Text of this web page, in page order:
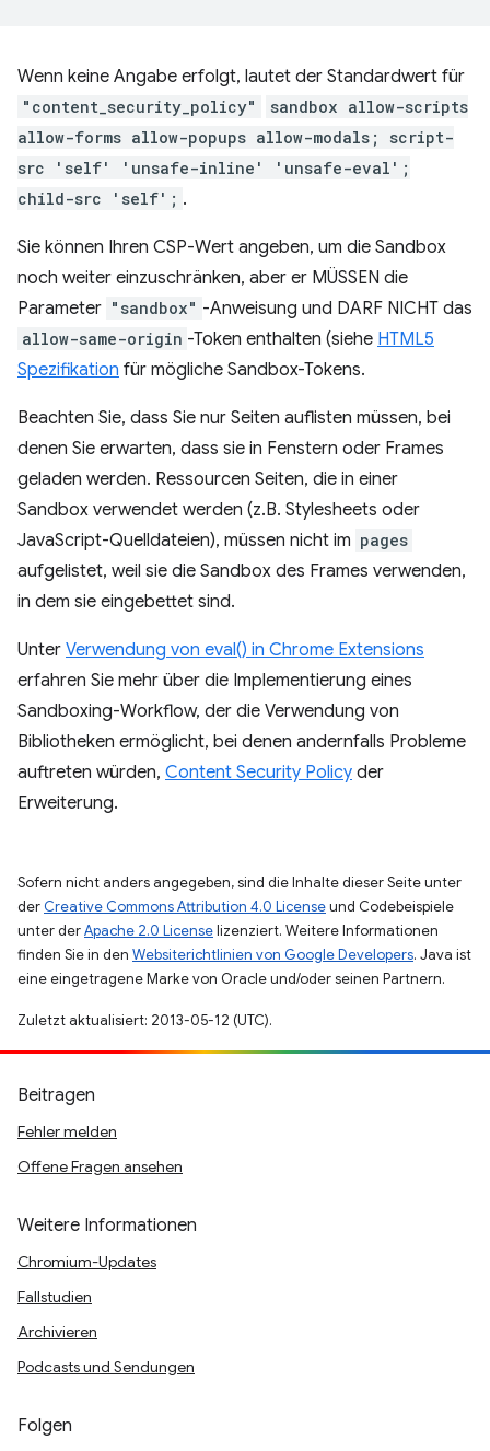
Wenn keine Angabe erfolgt, lautet der Standardwert für
"content_security_policy"
sandbox allow-scripts
allow-forms allow-popups allow-modals; script-
src 'self' 'unsafe-inline' 'unsafe-eval';
child-src 'self'; .
Sie können Ihren CSP-Wert angeben, um die Sandbox
noch weiter einzuschränken, aber er MÜSSEN die
Parameter "sandbox" -Anweisung und DARF NICHT das
allow-same-origin -Token enthalten (siehe HTML5
Spezifikation für mögliche Sandbox-Tokens.
Beachten Sie, dass Sie nur Seiten auflisten müssen, bei
denen Sie erwarten, dass sie in Fenstern oder Frames
geladen werden. Ressourcen Seiten, die in einer
Sandbox verwendet werden (z.B. Stylesheets oder
JavaScript-Quelldateien), müssen nicht im pages
aufgelistet, weil sie die Sandbox des Frames verwenden,
in dem sie eingebettet sind.
Unter Verwendung von eval() in Chrome Extensions
erfahren Sie mehr über die Implementierung eines
Sandboxing-Workflow, der die Verwendung von
Bibliotheken ermöglicht, bei denen andernfalls Probleme
auftreten würden, Content Security Policy der
Erweiterung.
Sofern nicht anders angegeben, sind die Inhalte dieser Seite unter
der Creative Commons Attribution 4.0 Licenseund Codebeispiele
unter derApache 2.0 Licenselizenziert. Weitere Informationen
finden Sie in den Websiterichtlinien von Google Developers. Java ist
eine eingetragene Marke von Oracle und/oder seinen Partnern.
Zuletzt aktualisiert: 2013-05-12 (UTC).
Beitragen
Fehler melden
Offene Fragen ansehen
Weitere Informationen
Chromium-Updates
Fallstudien
Archivieren
Podcasts und Sendungen
Folgen